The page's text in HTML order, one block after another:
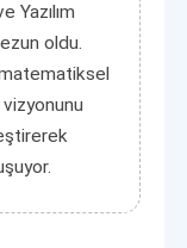
Yazılım
oldu.